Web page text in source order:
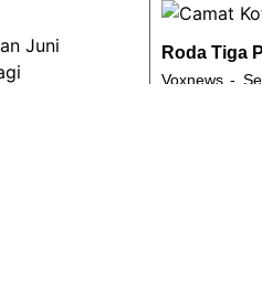
Roda Tiga
Voxnews